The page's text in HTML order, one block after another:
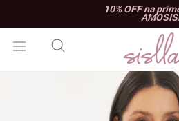
10% OFF na primeira
AMOSISLLA e